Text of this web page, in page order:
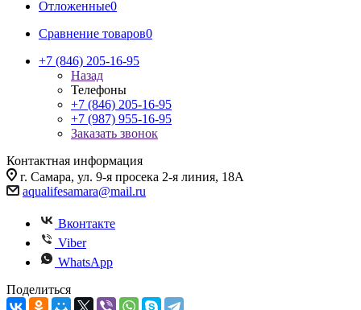
Отложенные0
Сравнение товаров0
+7 (846) 205-16-95
Назад
Телефоны
+7 (846) 205-16-95
+7 (987) 955-16-95
Заказать звонок
Контактная информация
г. Самара, ул. 9-я просека 2-я линия, 18А
aqualifesamara@mail.ru
Вконтакте
Viber
WhatsApp
Поделиться